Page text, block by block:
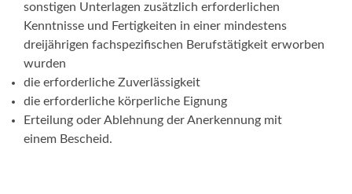
sonstigen Unterlagen zusätzlich erforderlichen
Kenntnisse und Fertigkeiten in einer mindestens
dreijährigen fachspezifischen Berufstätigkeit erworben
wurden
die erforderliche Zuverlässigkeit
die erforderliche körperliche Eignung
Erteilung oder Ablehnung der Anerkennung mit
einem Bescheid.